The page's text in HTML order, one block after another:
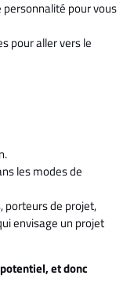
pour vous
pour aller vers le
les modes de
porteurs de projet,
envisage un projet
et donc